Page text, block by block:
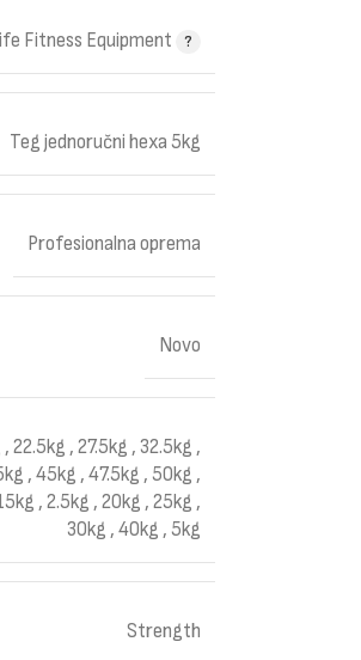
Fitness Equipment
Teg jednoručni hexa 5kg
Profesionalna oprema
Novo
, 22.5kg , 27.5kg , 32.5kg ,
, 45kg , 47.5kg , 50kg ,
, 2.5kg , 20kg , 25kg ,
30kg , 40kg , 5kg
Strength